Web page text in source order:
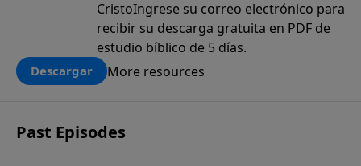
CristoIngrese su correo electrónico para
recibir su descarga gratuita en PDF de
estudio bíblico de 5 días.
Descargar More resources
Past Episodes